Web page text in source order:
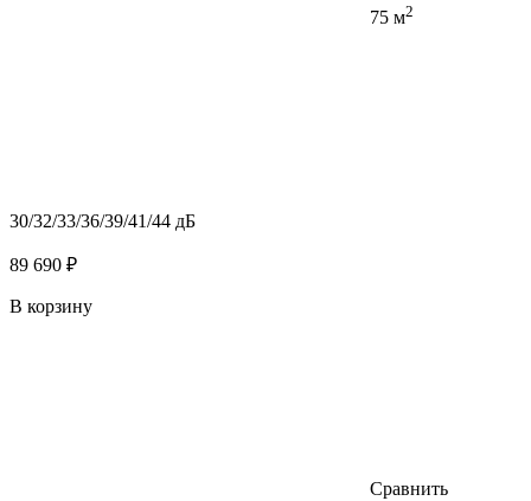
75 м2
30/32/33/36/39/41/44 дБ
89 690 ₽
В корзину
Сравнить